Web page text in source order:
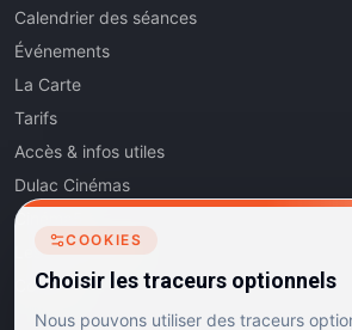
Calendrier des séances
Événements
La Carte
Tarifs
Accès & infos utiles
Dulac Cinémas
Cinéma5
Les Dits de l'Art
Contact
COOKIES
Choisir les traceurs optionnels
Nous pouvons utiliser des traceurs